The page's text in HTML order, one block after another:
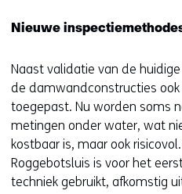
Nieuwe
Naast validatie van de
de damwandconstructies
toegepast. Nu worden soms
metingen onder water, wat
kostbaar is, maar ook
Roggebotsluis is voor het
techniek gebruikt, afkomstig